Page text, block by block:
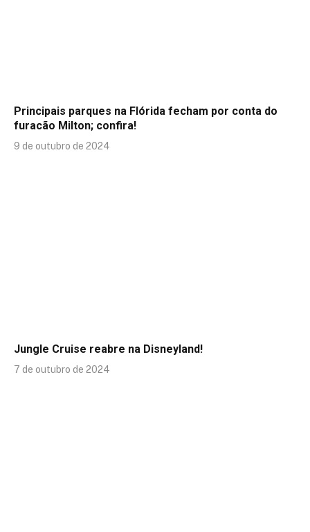
Principais parques na Flórida fecham por conta do
furacão Milton; confira!
9 de outubro de 2024
Jungle Cruise reabre na Disneyland!
7 de outubro de 2024